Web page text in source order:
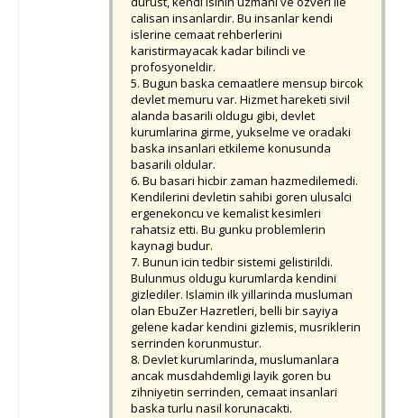
calisan insanlardir. Bu insanlar kendi
islerine cemaat rehberlerini
karistirmayacak kadar bilincli ve
profosyoneldir.
5. Bugun baska cemaatlere mensup bircok
devlet memuru var. Hizmet hareketi sivil
alanda basarili oldugu gibi, devlet
kurumlarina girme, yukselme ve oradaki
baska insanlari etkileme konusunda
basarili oldular.
6. Bu basari hicbir zaman hazmedilemedi.
Kendilerini devletin sahibi goren ulusalci
ergenekoncu ve kemalist kesimleri
rahatsiz etti. Bu gunku problemlerin
kaynagi budur.
7. Bunun icin tedbir sistemi gelistirildi.
Bulunmus oldugu kurumlarda kendini
gizlediler. Islamin ilk yillarinda musluman
olan EbuZer Hazretleri, belli bir sayiya
gelene kadar kendini gizlemis, musriklerin
serrinden korunmustur.
8. Devlet kurumlarinda, muslumanlara
ancak musdahdemligi layik goren bu
zihniyetin serrinden, cemaat insanlari
baska turlu nasil korunacakti.